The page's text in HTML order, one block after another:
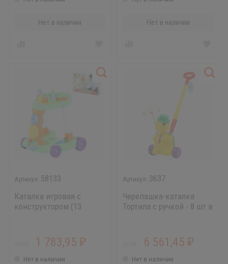
Нет в наличии Нет в наличии
58133
Каталка игровая с
конструктором (13
1 783,95 ₽
Нет в наличии
3637
Черепашка-каталка
Тортила с ручкой - 8 шт в
6 561,45₽
Нет в наличии